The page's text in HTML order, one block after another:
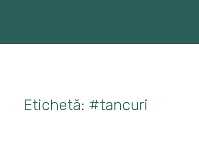
Etichetă: #tancuri